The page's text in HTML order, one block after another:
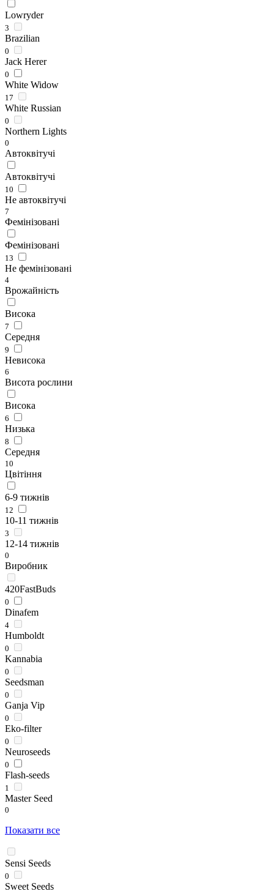
Lowryder
3
Brazilian
0
Jack Herer
0
White Widow
17
White Russian
0
Northern Lights
0
Автоквітучі
Автоквітучі
10
Не автоквітучі
7
Фемінізовані
Фемінізовані
13
Не фемінізовані
4
Врожайність
Висока
7
Середня
9
Невисока
6
Висота рослини
Висока
6
Низька
8
Середня
10
Цвітіння
6-9 тижнів
12
10-11 тижнів
3
12-14 тижнів
0
Виробник
420FastBuds
0
Dinafem
4
Humboldt
0
Kannabia
0
Seedsman
0
Ganja Vip
0
Eko-filter
0
Neuroseeds
0
Flash-seeds
1
Master Seed
0
Показати все
Sensi Seeds
0
Sweet Seeds